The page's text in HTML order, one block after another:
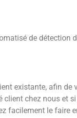
de détection
existante, afin
chez nous et
facilement le faire